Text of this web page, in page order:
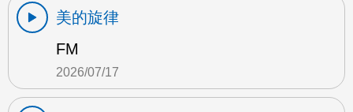
美的旋律
FM
2026/07/17